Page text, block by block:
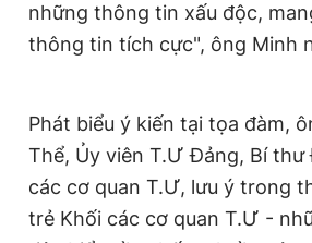
những thông tin xấu độc,
thông tin tích cực", ông Minh
Phát biểu ý kiến tại tọa đàm,
Thể, Ủy viên T.Ư Đảng, Bí thư
các cơ quan T.Ư, lưu ý trong
trẻ Khối các cơ quan T.Ư -